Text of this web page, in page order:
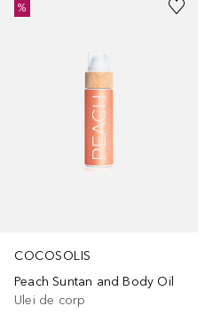
COCOSOLIS
Peach Suntan and Body Oil
Ulei de corp
%